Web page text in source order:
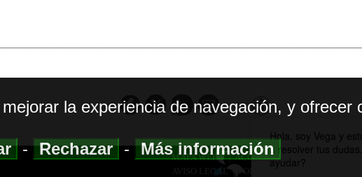
MAPA WEB|ACCESIBILIDAD
AVISO LEGAL| POLITICA DE PRIVACIDAD
la experiencia de navegación, y ofrecer
-Rechazar-Más información